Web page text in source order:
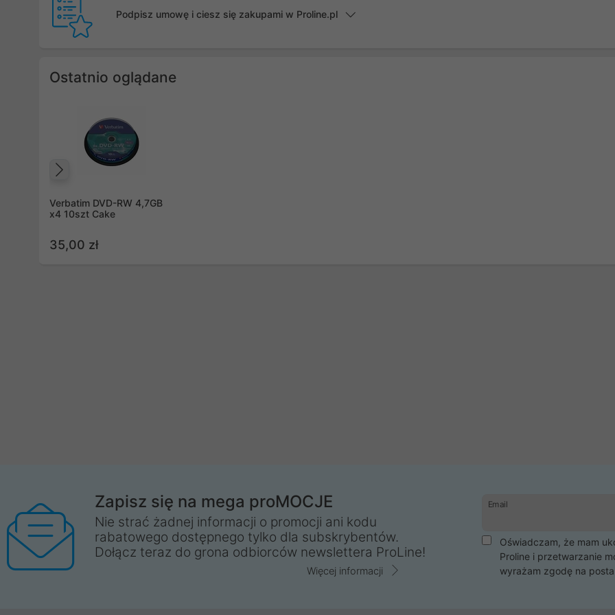
Podpisz umowę i ciesz się zakupami w Proline.pl
Ostatnio oglądane
Verbatim DVD-RW 4,7GB
x4 10szt Cake
35,00 zł
Zapisz się na mega proMOCJE
Nie strać żadnej informacji o promocji ani kodu
rabatowego dostępnego tylko dla subskrybentów.
Dołącz teraz do grona odbiorców newslettera ProLine!
Więcej informacji
Email
Oświadczam, że mam
Proline i przetwarzanie
wyrażam zgodę na